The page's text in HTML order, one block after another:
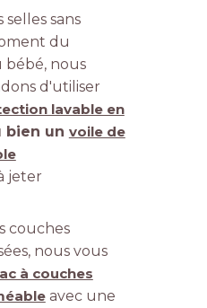
sans
du
nous
d'utiliser
lavable en
bien un voile de
jeter
couches
nous vous
à couches
avec une